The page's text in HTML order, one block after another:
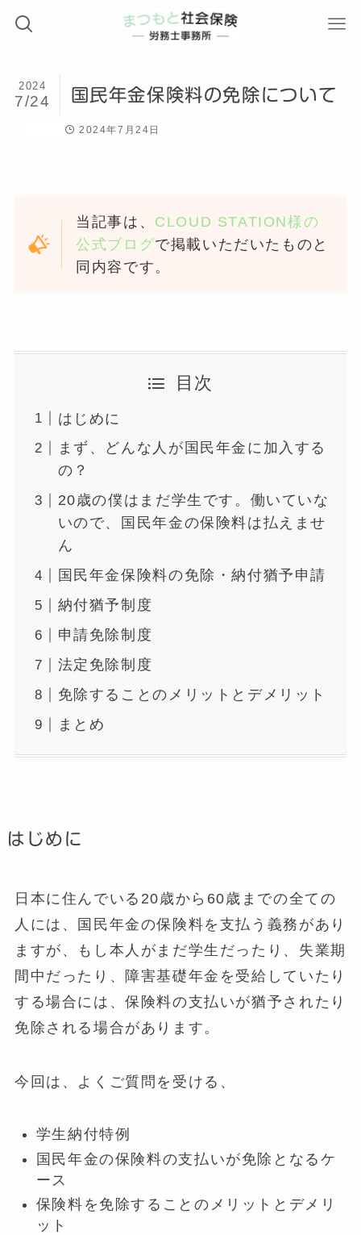
国民年金保険料の免除について
2024
7/24
2024年7月24日
当記事は、 CLOUD STATION様の
公式ブログで掲載いただいたものと
同内容です。
目次
はじめに
まず、どんな人が国民年金に加入する
の？
20歳の僕はまだ学生です。働いていな
いので、国民年金の保険料は払えませ
ん
国民年金保険料の免除・納付猶予申請
納付猶予制度
申請免除制度
法定免除制度
免除することのメリットとデメリット
まとめ
はじめに
日本に住んでいる20歳から60歳までの全ての
人には、国民年金の保険料を支払う義務があり
ますが、もし本人がまだ学生だったり、失業期
間中だったり、障害基礎年金を受給していたり
する場合には、保険料の支払いが猶予されたり
免除される場合があります。
今回は、よくご質問を受ける、
学生納付特例
国民年金の保険料の支払いが免除となるケ
ース
保険料を免除することのメリットとデメリ
ット